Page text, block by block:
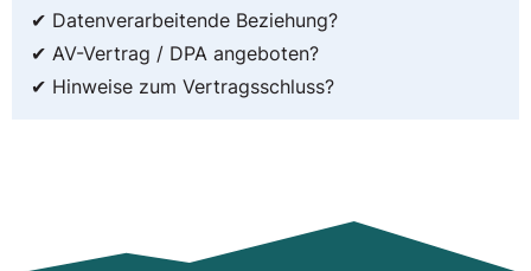
✔ Datenverarbeitende Beziehung?
✔ AV-Vertrag / DPA angeboten?
✔ Hinweise zum Vertragsschluss?